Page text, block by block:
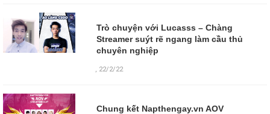
Trò chuyện với Lucasss – Chàng
Streamer suýt rẽ ngang làm cầu thủ
chuyên nghiệp
, 22/2/22
Chung kết Napthengay.vn AOV